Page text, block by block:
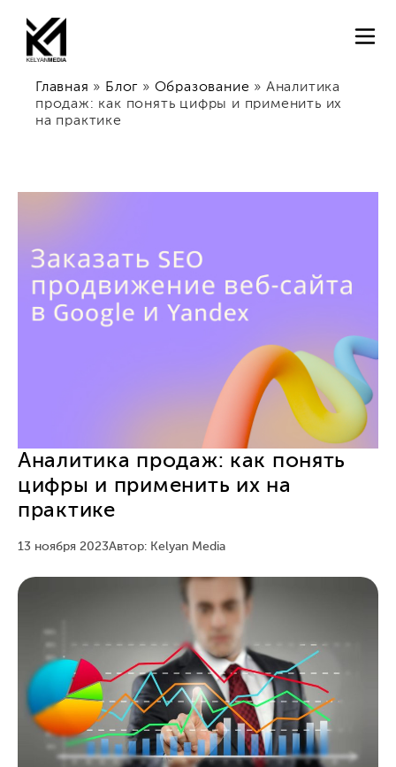
Главная » Блог » Образование » Аналитика
продаж: как понять цифры и применить их
на практике
Аналитика продаж: как понять
цифры и применить их на
практике
13 ноября 2023Автор: Kelyan Media